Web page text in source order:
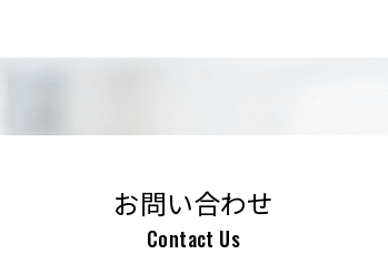
お問い合わせ
Contact Us